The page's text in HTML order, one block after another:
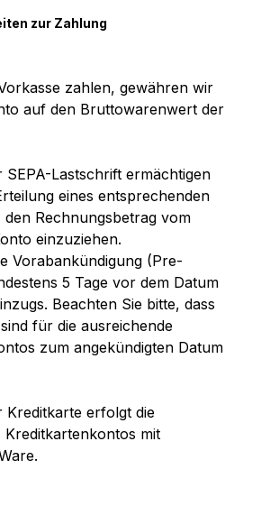
zur Zahlung
zahlen, gewähren wir
auf den Bruttowarenwert der
SEPA-Lastschrift ermächtigen
eines entsprechenden
den Rechnungsbetrag vom
einzuziehen.
Vorabankündigung (Pre-
5 Tage vor dem Datum
Beachten Sie bitte, dass
für die ausreichende
zum angekündigten Datum
Kreditkarte erfolgt die
Kreditkartenkontos mit